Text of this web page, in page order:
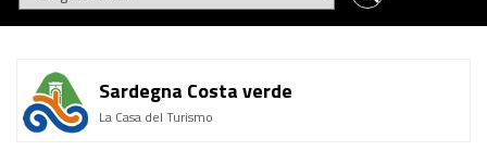
Sardegna Costa verde
La Casa del Turismo